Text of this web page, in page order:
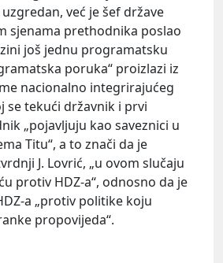
već je šef države
sjenama prethodnika poslao
još jednu programatsku
poruka“ proizlazi iz
nacionalno integrirajućeg
se tekući državnik i prvi
„pojavljuju kao saveznici u
Titu“, a to znači da je
J. Lovrić, „u ovom slučaju
protiv HDZ-a“, odnosno da je
a „protiv politike koju
propovijeda“.